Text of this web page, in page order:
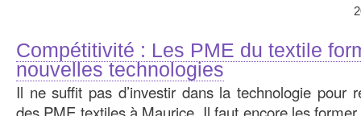
Compétitivité : Les PME du textile
nouvelles technologies
Il ne suffit pas d’investir dans la technologie pour